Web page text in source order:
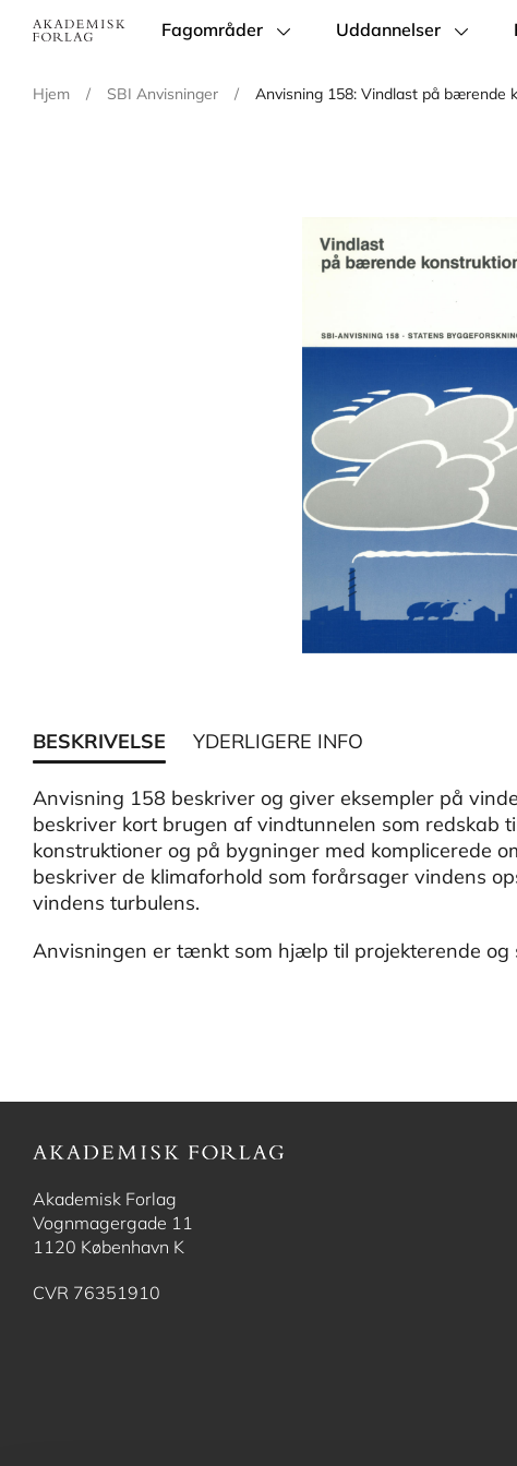
Main
Fagområder Uddannelser
Hjem / SBI Anvisninger / Anvisning 158: Vindlast på bærende
BESKRIVELSE YDERLIGERE INFO
Anvisning 158 beskriver og giver eksempler på
beskriver kort brugen af vindtunnelen som redskab
konstruktioner og på bygninger med komplicerede
beskriver de klimaforhold som forårsager vindens
vindens turbulens.
Anvisningen er tænkt som hjælp til projekterende og
Akademisk Forlag
Vognmagergade 11
1120 København K
CVR 76351910